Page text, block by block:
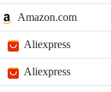
Amazon.com
Aliexpress
Aliexpress